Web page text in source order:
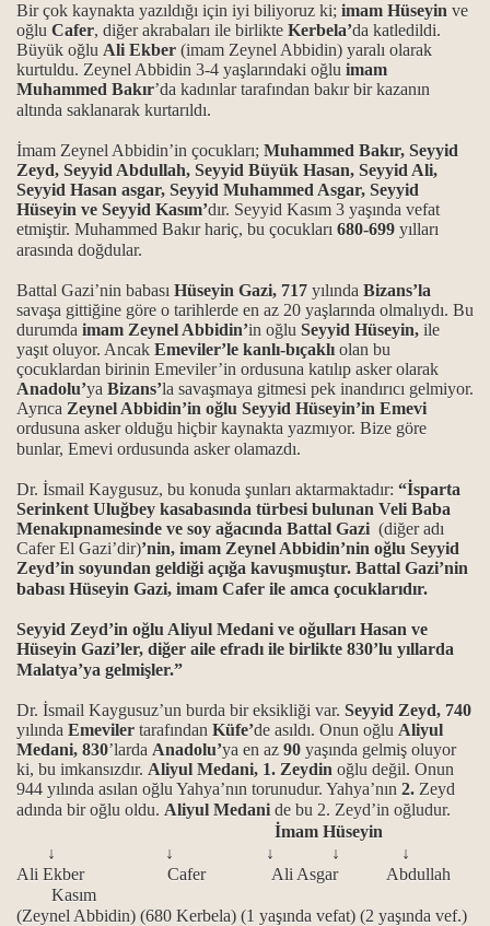
Bir çok kaynakta yazıldığı için iyi biliyoruz ki; imam Hüseyin ve
oğlu Cafer, diğer akrabaları ile birlikte Kerbela’da katledildi.
Büyük oğlu Ali Ekber (imam Zeynel Abbidin) yaralı olarak
kurtuldu. Zeynel Abbidin 3-4 yaşlarındaki oğlu imam
Muhammed Bakır’da kadınlar tarafından bakır bir kazanın
altında saklanarak kurtarıldı.
İmam Zeynel Abbidin’in çocukları; Muhammed Bakır, Seyyid
Zeyd, Seyyid Abdullah, Seyyid Büyük Hasan, Seyyid Ali,
Seyyid Hasan asgar, Seyyid Muhammed Asgar, Seyyid
Hüseyin ve Seyyid Kasım’dır. Seyyid Kasım 3 yaşında vefat
etmiştir. Muhammed Bakır hariç, bu çocukları 680-699 yılları
arasında doğdular.
Battal Gazi’nin babası Hüseyin Gazi, 717 yılında Bizans’la
savaşa gittiğine göre o tarihlerde en az 20 yaşlarında olmalıydı. Bu
durumda imam Zeynel Abbidin’in oğlu Seyyid Hüseyin, ile
yaşıt oluyor. Ancak Emeviler’le kanlı-bıçaklı olan bu
çocuklardan birinin Emeviler’in ordusuna katılıp asker olarak
Anadolu’ya Bizans’la savaşmaya gitmesi pek inandırıcı gelmiyor.
Ayrıca Zeynel Abbidin’in oğlu Seyyid Hüseyin’in Emevi
ordusuna asker olduğu hiçbir kaynakta yazmıyor. Bize göre
bunlar, Emevi ordusunda asker olamazdı.
Dr. İsmail Kaygusuz, bu konuda şunları aktarmaktadır: “İsparta
Serinkent Uluğbey kasabasında türbesi bulunan Veli Baba
Menakıpnamesinde ve soy ağacında Battal Gazi (diğer adı
Cafer El Gazi’dir)’nin, imam Zeynel Abbidin’nin oğlu Seyyid
Zeyd’in soyundan geldiği açığa kavuşmuştur. Battal Gazi’nin
babası Hüseyin Gazi, imam Cafer ile amca çocuklarıdır.
Seyyid Zeyd’in oğlu Aliyul Medani ve oğulları Hasan ve
Hüseyin Gazi’ler, diğer aile efradı ile birlikte 830’lu yıllarda
Malatya’ya gelmişler.”
Dr. İsmail Kaygusuz’un burda bir eksikliği var. Seyyid Zeyd, 740
yılında Emeviler tarafından Küfe’de asıldı. Onun oğlu Aliyul
Medani, 830’larda Anadolu’ya en az 90 yaşında gelmiş oluyor
ki, bu imkansızdır. Aliyul Medani, 1. Zeydin oğlu değil. Onun
944 yılında asılan oğlu Yahya’nın torunudur. Yahya’nın 2. Zeyd
adında bir oğlu oldu. Aliyul Medani de bu 2. Zeyd’in oğludur.
İmam Hüseyin
↓
↓ ↓ ↓
↓
Ali Ekber Cafer Ali Asgar Abdullah
Kasım
(Zeynel Abbidin) (680 Kerbela) (1 yaşında vefat) (2 yaşında vef.)